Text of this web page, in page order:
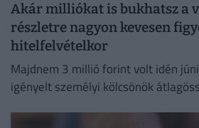
Akár milliókat is bukhatsz a
részletre nagyon kevesen
hitelfelvételkor
Majdnem 3 millió forint volt idén
igényelt személyi kölcsönök